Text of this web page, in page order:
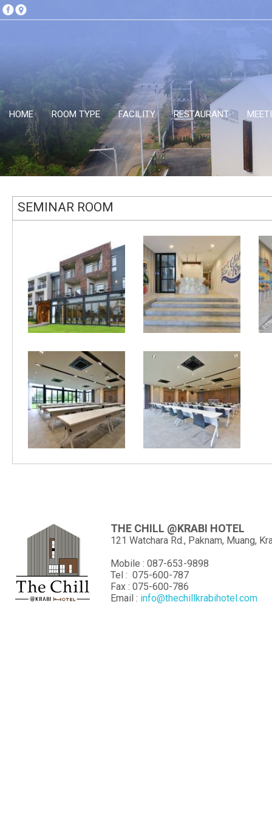
HOME ROOM TYPE FACILITY RESTAURANT
SEMINAR ROOM
THE CHILL @KRABI HOTEL
121 Watchara Rd., Paknam, Muang,
Mobile : 087-653-9898
Tel : 075-600-787
Fax : 075-600-786
Email : info@thechillkrabihotel.com